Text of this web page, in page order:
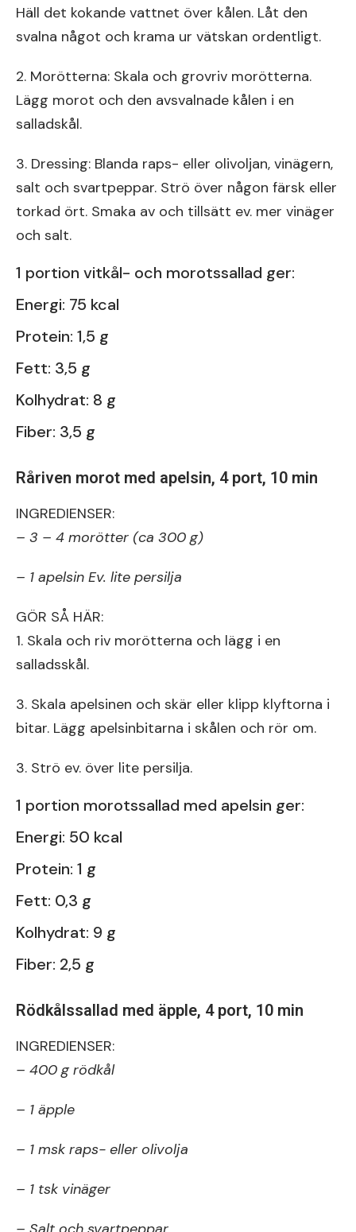
Häll det kokande vattnet över kålen. Låt den
svalna något och krama ur vätskan ordentligt.
2. Morötterna: Skala och grovriv morötterna.
Lägg morot och den avsvalnade kålen i en
salladskål.
3. Dressing: Blanda raps- eller olivoljan, vinägern,
salt och svartpeppar. Strö över någon färsk eller
torkad ört. Smaka av och tillsätt ev. mer vinäger
och salt.
1 portion vitkål- och morotssallad ger:
Energi: 75 kcal
Protein: 1,5 g
Fett: 3,5 g
Kolhydrat: 8 g
Fiber: 3,5 g
Råriven morot med apelsin, 4 port, 10 min
INGREDIENSER:
– 3 – 4 morötter (ca 300 g)
– 1 apelsin Ev. lite persilja
GÖR SÅ HÄR:
1. Skala och riv morötterna och lägg i en
salladsskål.
3. Skala apelsinen och skär eller klipp klyftorna i
bitar. Lägg apelsinbitarna i skålen och rör om.
3. Strö ev. över lite persilja.
1 portion morotssallad med apelsin ger:
Energi: 50 kcal
Protein: 1 g
Fett: 0,3 g
Kolhydrat: 9 g
Fiber: 2,5 g
Rödkålssallad med äpple, 4 port, 10 min
INGREDIENSER:
– 400 g rödkål
– 1 äpple
– 1 msk raps- eller olivolja
– 1 tsk vinäger